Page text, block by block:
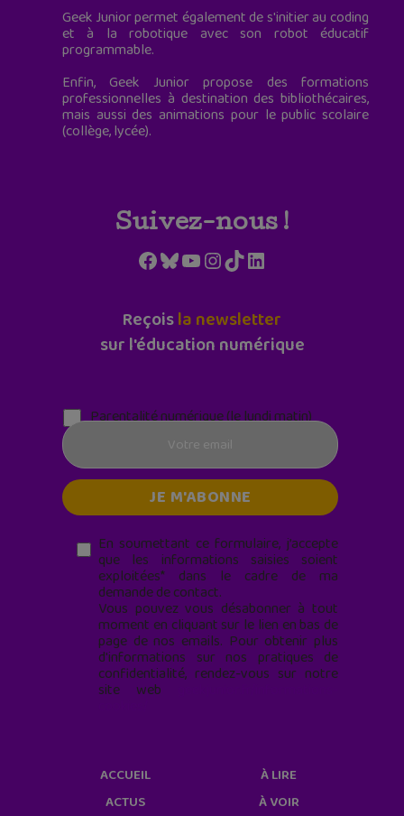
Geek Junior permet également de s'initier au coding
et à la robotique avec son robot éducatif
programmable.
Enfin, Geek Junior propose des formations
professionnelles à destination des bibliothécaires,
mais aussi des animations pour le public scolaire
(collège, lycée).
Suivez-nous !
Facebook
Bluesky
YouTube
Instagram
TikTokLinkedIn
Reçoisla newsletter
sur l'éducation numérique
Parentalité numérique (le lundi matin)
En soumettant ce formulaire, j’accepte
que les informations saisies soient
exploitées* dans le cadre de ma
demande de contact.
Vous pouvez vous désabonner à tout
moment en cliquant sur le lien en bas de
page de nos emails. Pour obtenir plus
d'informations sur nos pratiques de
confidentialité, rendez-vous sur notre
site web
ACCUEIL
ACTUS
À LIRE
À VOIR